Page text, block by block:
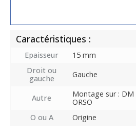
Caractéristiques :
Epaisseur
15 mm
Droit ou
gauche
Gauche
Autre
Montage sur : DM
ORSO
O ou A
Origine